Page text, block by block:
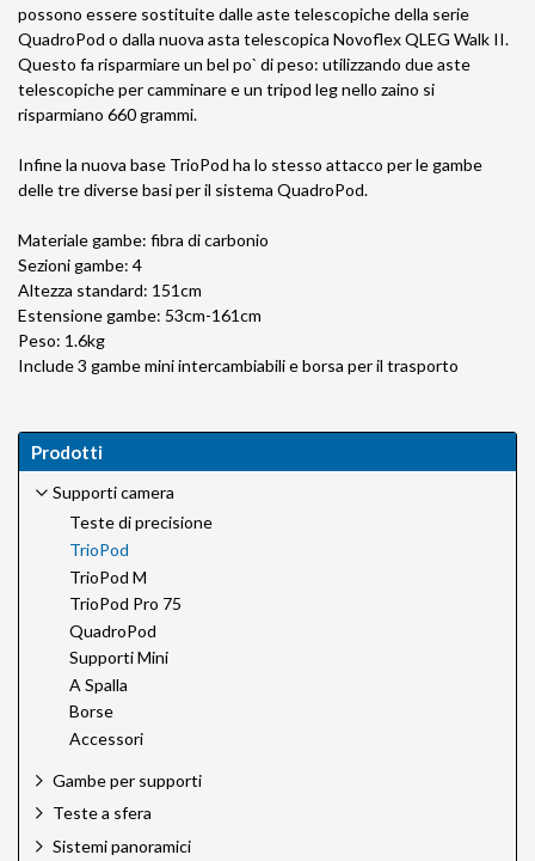
possono essere sostituite dalle aste telescopiche della serie
QuadroPod o dalla nuova asta telescopica Novoflex QLEG Walk II.
Questo fa risparmiare un bel po` di peso: utilizzando due aste
telescopiche per camminare e un tripod leg nello zaino si
risparmiano 660 grammi.
Infine la nuova base TrioPod ha lo stesso attacco per le gambe
delle tre diverse basi per il sistema QuadroPod.
Materiale gambe: fibra di carbonio
Sezioni gambe: 4
Altezza standard: 151cm
Estensione gambe: 53cm-161cm
Peso: 1.6kg
Include 3 gambe mini intercambiabili e borsa per il trasporto
Prodotti
Supporti camera
Teste di precisione
TrioPod
TrioPod M
TrioPod Pro 75
QuadroPod
Supporti Mini
A Spalla
Borse
Accessori
Gambe per supporti
Teste a sfera
Sistemi panoramici